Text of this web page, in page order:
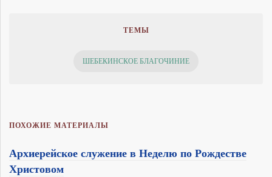
ТЕМЫ
ШЕБЕКИНСКОЕ БЛАГОЧИНИЕ
ПОХОЖИЕ МАТЕРИАЛЫ
Архиерейское служение в Неделю по Рождестве
Христовом